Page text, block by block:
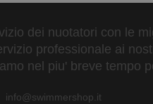
dei nuotatori con le
professionale ai
nel piu' breve tempo
info@swimmershop.it